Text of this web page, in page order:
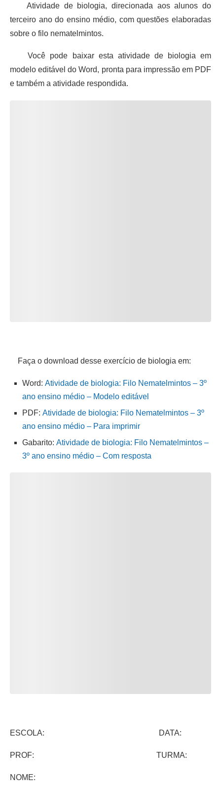
Atividade de biologia, direcionada aos alunos do
terceiro ano do ensino médio, com questões elaboradas
sobre o filo nematelmintos.
Você pode baixar esta atividade de biologia em
modelo editável do Word, pronta para impressão em PDF
e também a atividade respondida.
Faça o download desse exercício de biologia em:
Word: Atividade de biologia: Filo Nematelmintos – 3º
ano ensino médio – Modelo editável
PDF: Atividade de biologia: Filo Nematelmintos – 3º
ano ensino médio – Para imprimir
Gabarito: Atividade de biologia: Filo Nematelmintos –
3º ano ensino médio – Com resposta
ESCOLA: DATA:
PROF: TURMA:
NOME: